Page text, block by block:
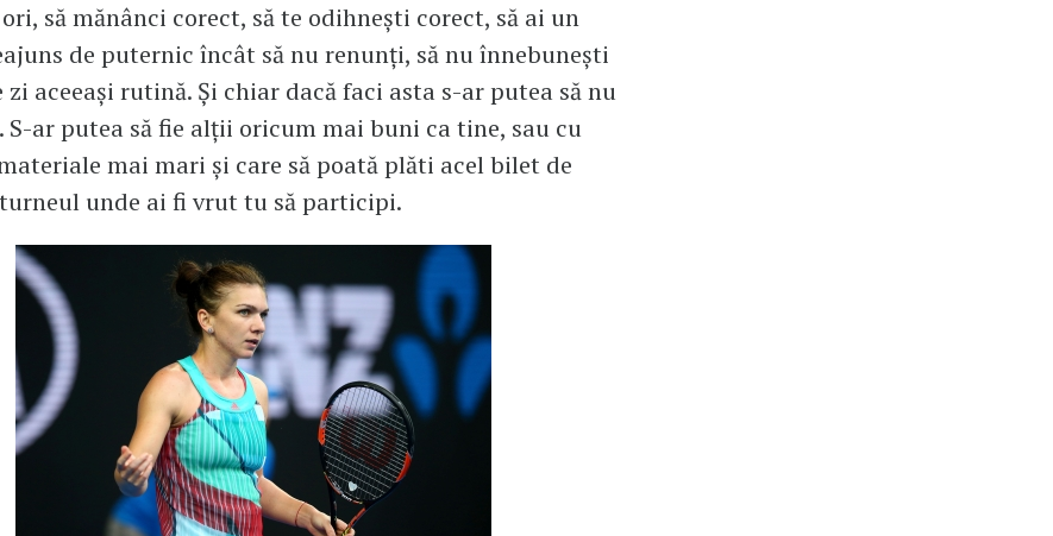
să mănânci corect, să te odihnești corect, să ai un
de puternic încât să nu renunți, să nu înnebunești
zi aceeași rutină. Și chiar dacă faci asta s-ar putea să nu
S-ar putea să fie alții oricum mai buni ca tine, sau cu
mai mari și care să poată plăti acel bilet de
unde ai fi vrut tu să participi.